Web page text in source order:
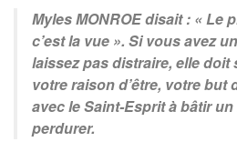
Myles MONROE disait : «Le
c’est la vue ». Si vous avez
laissez pas distraire, elle doit
votre raison d’être, votre but
avec le Saint-Esprit à bâtir
perdurer.